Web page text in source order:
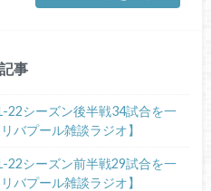
事
22シーズン後半戦34試合を一
バプール雑談ラジオ】
22シーズン前半戦29試合を一
バプール雑談ラジオ】